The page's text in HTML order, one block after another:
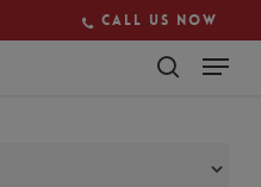
Call us now
Close